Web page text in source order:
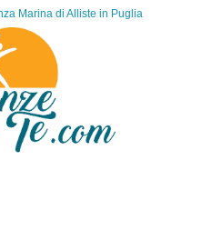
Marina di Alliste in Puglia